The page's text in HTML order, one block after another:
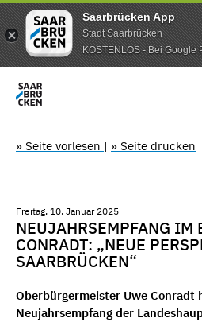
Saarbrücken App
Stadt Saarbrücken
KOSTENLOS - Bei Google
» Seite vorlesen | » Seite drucken
Freitag, 10. Januar 2025
NEUJAHRSEMPFANG IM
CONRADT: „NEUE
SAARBRÜCKEN“
Oberbürgermeister Uwe Conradt
Neujahrsempfang der